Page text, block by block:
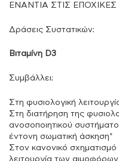
ΕΝΑΝΤΙΑ ΣΤΙΣ ΕΠΟΧΙΚΕΣ
Δράσεις Συστατικών:
Βιταμίνη D3
Συμβάλλει:
Στη φυσιολογική
Στη διατήρηση της
ανοσοποιητικού
έντονη σωµατική άσκηση*
Στον κανονικό